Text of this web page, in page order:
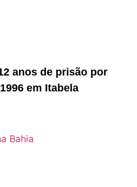
anos de prisão por
em Itabela